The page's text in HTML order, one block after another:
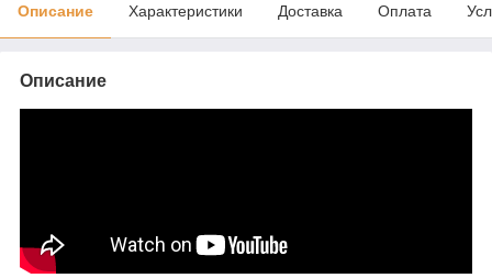
Описание Характеристики Доставка Оплата
Описание